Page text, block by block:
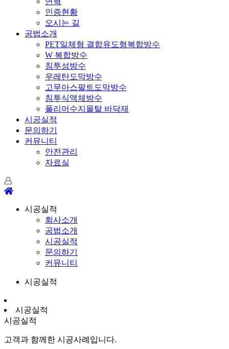
인증현황
오시는 길
공법소개
PET일체형 결합유도형복합방수
W 복합방수
침투성방수
우레탄도막방수
고무아스팔트도막방수
침투식액체방수
폴리머수지몰탈 바닥재
시공실적
문의하기
커뮤니티
안전관리
자료실
시공실적
회사소개
공법소개
시공실적
문의하기
커뮤니티
시공실적
시공실적
시공실적
고객과 함께한 시공사례입니다.